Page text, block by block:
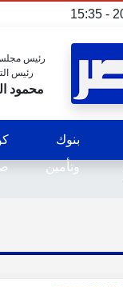
رئيس مجلس
رئيس
محمود
بنوك
وتأمين